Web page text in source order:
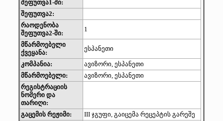
შეფუთვა1-ში:
შეფუთვა2:
რაოდენობა
შეფუთვა2-ში:
1
მწარმოებელი
ქვეყანა:
ესპანეთი
კომპანია:
ავიზორი, ესპანეთი
მწარმოებელი:
ავიზორი, ესპანეთი
რეგისტრაციის
ნომერი და
თარიღი:
გაცემის რეჟიმი:
III ჯგუფი, გაიცემა რეცეპტის გარეშე